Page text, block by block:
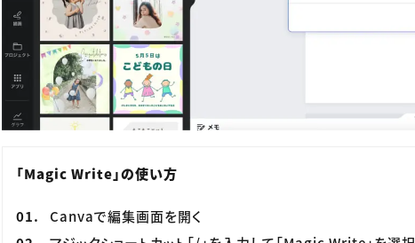
「Magic Write」の使い方
Canvaで編集画面を開く